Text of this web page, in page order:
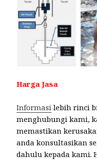
Harga Jasa
Informasi lebih rinci
menghubungi kami,
memastikan
anda konsultasikan
dahulu kepada kami.